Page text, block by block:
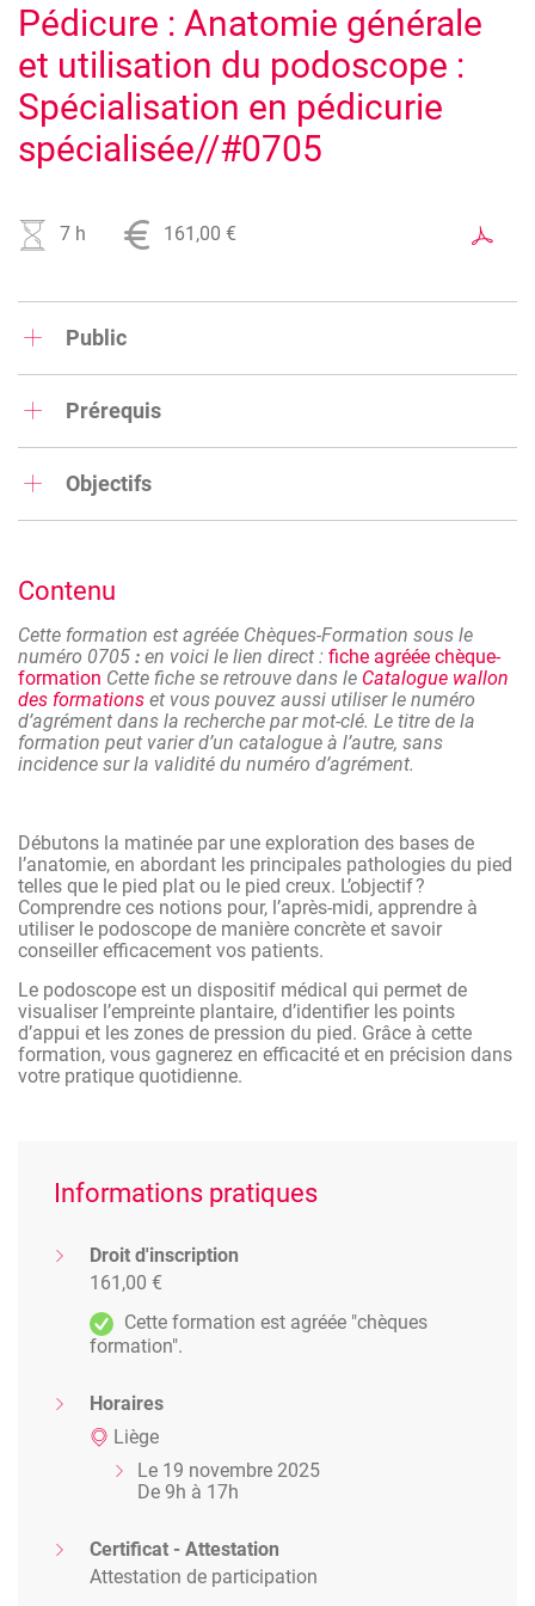
Pédicure : Anatomie générale
et utilisation du podoscope :
Spécialisation en pédicurie
spécialisée//#0705
7 h 161,00 €
Public
Prérequis
Objectifs
particulières.
Comme tous les professionnels de la santé, le pédicure
spécialisé a besoin de mettre à jour ses connaissances tout
au long de sa carrière, afin d’assurer à ses patients
lesmeilleurs soins et conseils possibles.
Quand on pense « formation », on pense surtout cursus
scolaire (formation initiale) qui permet d’acquérir les
connaissances de base. Mais tout aussi indispensable est
carrière.
Contrairement à la formation initiale, la formation continue
apporte des solutions vraiment concrètes aux
problématiques de ceux qui la suivent. Non seulement elle
s’adapte au vécu des participants mais en plus elle leur
effets miroir jouent souvent un grand rôle dans la
progression de chacun.
Elle permet de maîtriser très rapidement les compétences et
les savoir-faire recherchés.
Contenu
Cette formation est agréée Chèques-Formation sous le
numéro 0705 : en voici le lien direct : fiche agréée chèque-
formation Cette fiche se retrouve dans le Catalogue wallon
des formations et vous pouvez aussi utiliser le numéro
d’agrément dans la recherche par mot-clé. Le titre de la
formation peut varier d’un catalogue à l’autre, sans
incidence sur la validité du numéro d’agrément.
Débutons la matinée par une exploration des bases de
l’anatomie, en abordant les principales pathologies du pied
telles que le pied plat ou le pied creux. L’objectif ?
Comprendre ces notions pour, l’après-midi, apprendre à
utiliser le podoscope de manière concrète et savoir
conseiller efficacement vos patients.
Le podoscope est un dispositif médical qui permet de
visualiser l’empreinte plantaire, d’identifier les points
d’appui et les zones de pression du pied. Grâce à cette
formation, vous gagnerez en efficacité et en précision dans
votre pratique quotidienne.
Informations pratiques
Droit d'inscription
161,00 €
Cette formation est agréée "chèques
formation".
Horaires
Liège
Le 19 novembre 2025
De 9h à 17h
Certificat - Attestation
Attestation de participation